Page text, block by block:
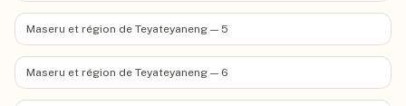
Maseru et région de Teyateyaneng — 5
Maseru et région de Teyateyaneng — 6